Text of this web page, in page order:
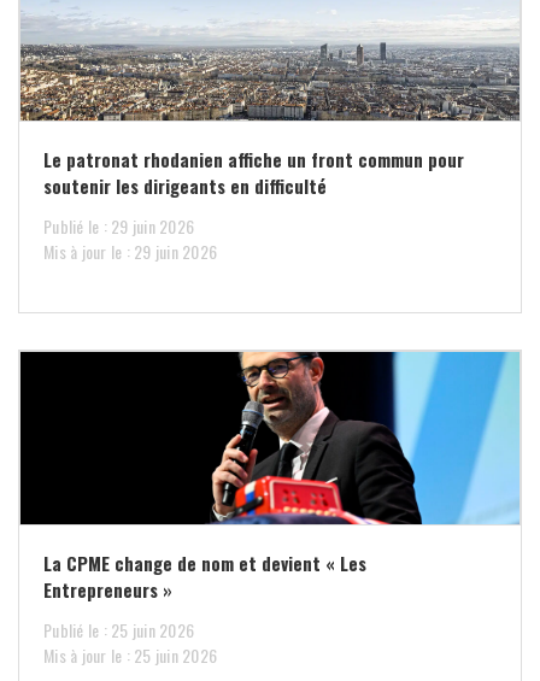
Le patronat rhodanien affiche un front commun pour
soutenir les dirigeants en difficulté
Publié le : 29 juin 2026
Mis à jour le : 29 juin 2026
La CPME change de nom et devient « Les
Entrepreneurs »
Publié le : 25 juin 2026
Mis à jour le : 25 juin 2026